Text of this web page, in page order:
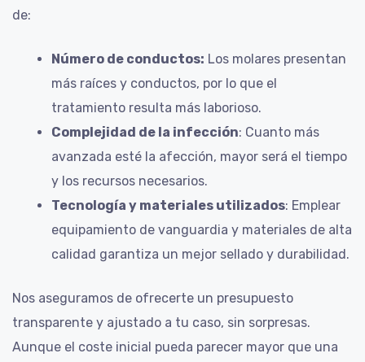
de:
Número de conductos: Los molares presentan
más raíces y conductos, por lo que el
tratamiento resulta más laborioso.
Complejidad de la infección: Cuanto más
avanzada esté la afección, mayor será el tiempo
y los recursos necesarios.
Tecnología y materiales utilizados: Emplear
equipamiento de vanguardia y materiales de alta
calidad garantiza un mejor sellado y durabilidad.
Nos aseguramos de ofrecerte un presupuesto
transparente y ajustado a tu caso, sin sorpresas.
Aunque el coste inicial pueda parecer mayor que una